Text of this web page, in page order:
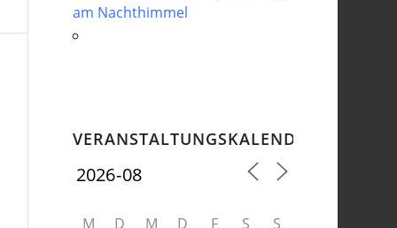
am Nachthimmel
VERANSTALTUNGSKALENDER
M D M D F S S